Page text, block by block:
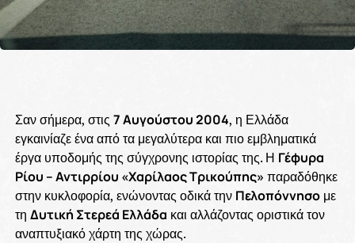
Σαν σήμερα, στις 7 Αυγούστου 2004, η Ελλάδα
εγκαινίαζε ένα από τα μεγαλύτερα και πιο εμβληματικά
έργα υποδομής της σύγχρονης ιστορίας της. Η Γέφυρα
Ρίου – Αντιρρίου «Χαρίλαος Τρικούπης» παραδόθηκε
στην κυκλοφορία, ενώνοντας οδικά την Πελοπόννησομε
τη Δυτική Στερεά Ελλάδα και αλλάζοντας οριστικά τον
αναπτυξιακό χάρτη της χώρας.